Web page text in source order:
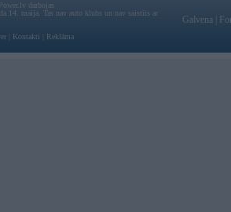
darbojas
14. maija. Tas nav auto klubs un nav saistīts ar
Kontakti Reklāma
Galvena